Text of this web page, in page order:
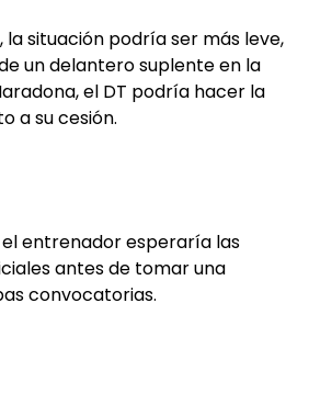
la situación podría ser más leve,
un delantero suplente en la
el DT podría hacer la
a su cesión.
entrenador esperaría las
antes de tomar una
convocatorias.